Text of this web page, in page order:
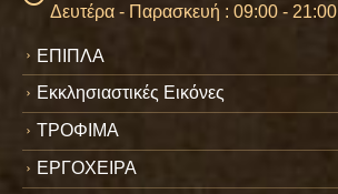
Δευτέρα - Παρασκευή : 09:00 - 21:00
ΕΠΙΠΛΑ
Εκκλησιαστικές Εικόνες
ΤΡΟΦΙΜΑ
ΕΡΓΟΧΕΙΡΑ